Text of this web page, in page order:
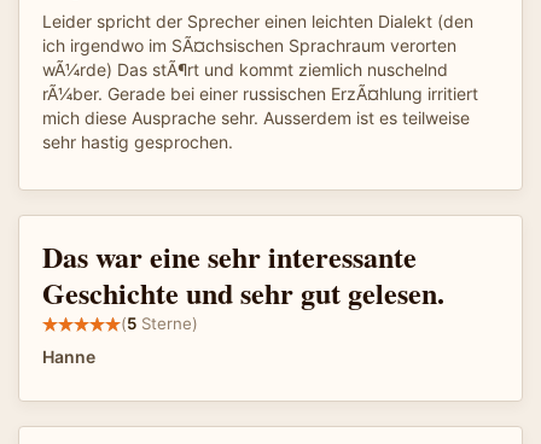
Leider spricht der Sprecher einen leichten Dialekt (den
ich irgendwo im SÃ¤chsischen Sprachraum verorten
wÃ¼rde) Das stÃ¶rt und kommt ziemlich nuschelnd
rÃ¼ber. Gerade bei einer russischen ErzÃ¤hlung irritiert
mich diese Ausprache sehr. Ausserdem ist es teilweise
sehr hastig gesprochen.
Das war eine sehr interessante
Geschichte und sehr gut gelesen.
(5 Sterne)
Hanne